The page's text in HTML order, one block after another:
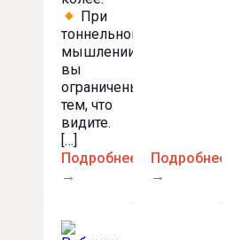
При
тоннельном
мышлении
вы
ограничены
тем, что
видите.
[…]
Подробнее
→
Подробнее
→